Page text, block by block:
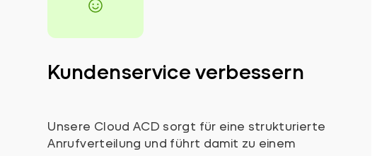
Kundenservice verbessern
Unsere Cloud ACD sorgt für eine strukturierte
Anrufverteilung und führt damit zu einem